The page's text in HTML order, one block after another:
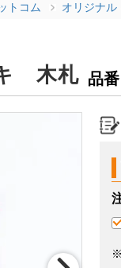
トコム オリジナル
木札 品